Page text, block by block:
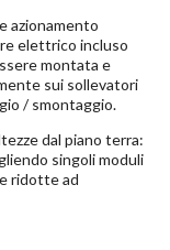
azionamento
elettrico incluso
montata e
sui sollevatori
/ smontaggio.
dal piano terra:
singoli moduli
ridotte ad